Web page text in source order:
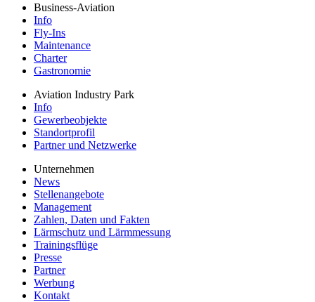
Business-Aviation
Info
Fly-Ins
Maintenance
Charter
Gastronomie
Aviation Industry Park
Info
Gewerbeobjekte
Standortprofil
Partner und Netzwerke
Unternehmen
News
Stellenangebote
Management
Zahlen, Daten und Fakten
Lärmschutz und Lärmmessung
Trainingsflüge
Presse
Partner
Werbung
Kontakt